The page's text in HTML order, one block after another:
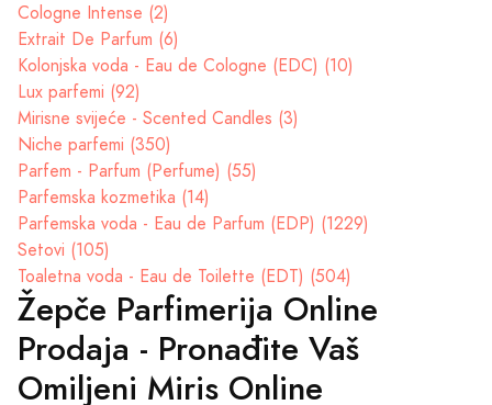
Cologne Intense (2)
Extrait De Parfum (6)
Kolonjska voda - Eau de Cologne (EDC) (10)
Lux parfemi (92)
Mirisne svijeće - Scented Candles (3)
Niche parfemi (350)
Parfem - Parfum (Perfume) (55)
Parfemska kozmetika (14)
Parfemska voda - Eau de Parfum (EDP) (1229)
Setovi (105)
Toaletna voda - Eau de Toilette (EDT) (504)
Žepče Parfimerija Online
Prodaja - Pronađite Vaš
Omiljeni Miris Online